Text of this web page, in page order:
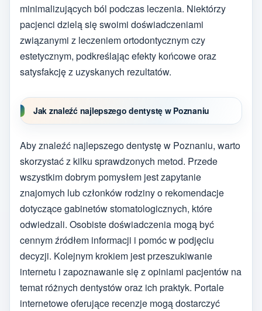
minimalizujących ból podczas leczenia. Niektórzy
pacjenci dzielą się swoimi doświadczeniami
związanymi z leczeniem ortodontycznym czy
estetycznym, podkreślając efekty końcowe oraz
satysfakcję z uzyskanych rezultatów.
Jak znaleźć najlepszego dentystę w Poznaniu
Aby znaleźć najlepszego dentystę w Poznaniu, warto
skorzystać z kilku sprawdzonych metod. Przede
wszystkim dobrym pomysłem jest zapytanie
znajomych lub członków rodziny o rekomendacje
dotyczące gabinetów stomatologicznych, które
odwiedzali. Osobiste doświadczenia mogą być
cennym źródłem informacji i pomóc w podjęciu
decyzji. Kolejnym krokiem jest przeszukiwanie
internetu i zapoznawanie się z opiniami pacjentów na
temat różnych dentystów oraz ich praktyk. Portale
internetowe oferujące recenzje mogą dostarczyć